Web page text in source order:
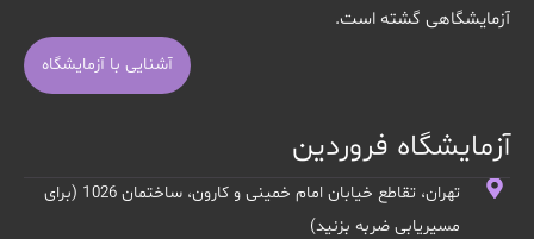
آزمایشگاهی گشته است.
آشنایی با آزمایشگاه
آزمایشگاه فروردین
تهران، تقاطع خیابان امام خمینی و کارون، ساختمان 1026 (برای
مسیریابی ضربه بزنید)